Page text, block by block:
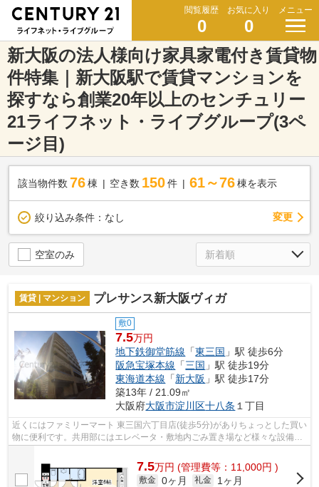
閲覧履歴
0
お気に入り
0
メニュー
新大阪の法人様向け家具家電付き賃貸物
件特集｜新大阪駅で賃貸マンションを
探すなら創業20年以上のセンチュリー
21ライフネット・ライブグループ(3ペ
ージ目)
該当物件数 76棟 空き数 150 件 61～76 棟を表示
絞り込み条件： なし 変更
空室のみ
賃貸 | マンション プレサンス新大阪ヴィガ
敷0
7.5万円
地下鉄御堂筋線 「東三国 」駅 徒歩6分
阪急宝塚本線 「三国 」駅 徒歩19分
東海道本線 「新大阪 」駅 徒歩17分
築13年 / 21.09㎡
大阪府大阪市淀川区十八条 １丁目
近くにはファミリーマート 東三国六丁目店(徒歩5分)がありちょっとした買い
物に便利です。共用部にはエレベータ・敷地内ごみ置き場など様々な設備や
7.5万円 (管理費等：11,000円 )
敷金 0ヶ月 礼金
1ヶ月